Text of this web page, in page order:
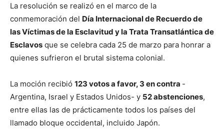
La resolución se realizó en el marco de la
conmemoración del Día Internacional de Recuerdo de
las Víctimas de la Esclavitud y la Trata Transatlántica de
Esclavos que se celebra cada 25 de marzo para honrar a
quienes sufrieron el brutal sistema colonial.
La moción recibió 123 votos a favor, 3 en contra -
Argentina, Israel y Estados Unidos- y 52 abstenciones,
entre ellas las de prácticamente todos los países del
llamado bloque occidental, incluido Japón.